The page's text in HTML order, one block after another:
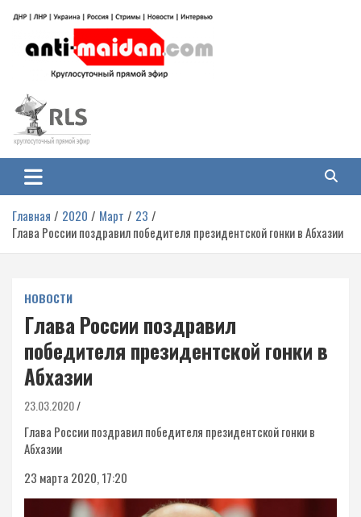
содержимому
Антимайдан: Гражданская война
на Украине
гражданской войне на Украине, включая события в Новороссии, ДНР,
ЛНР и других регионах.
Главная 2020 Март
23
Глава России поздравил победителя президентской гонки в Абхазии
НОВОСТИ
Глава России поздравил
победителя президентской гонки в
Абхазии
23.03.2020
Глава России поздравил победителя президентской гонки в
Абхазии
23 марта 2020, 17:20